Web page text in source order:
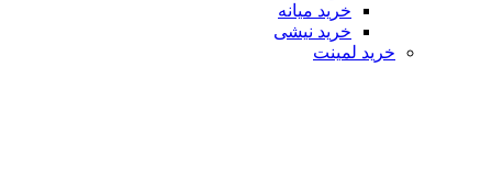
خرید میانه
خرید نیشی
خرید لمینت